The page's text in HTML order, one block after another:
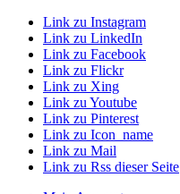
Link zu Instagram
Link zu LinkedIn
Link zu Facebook
Link zu Flickr
Link zu Xing
Link zu Youtube
Link zu Pinterest
Link zu Icon_name
Link zu Mail
Link zu Rss dieser Seite